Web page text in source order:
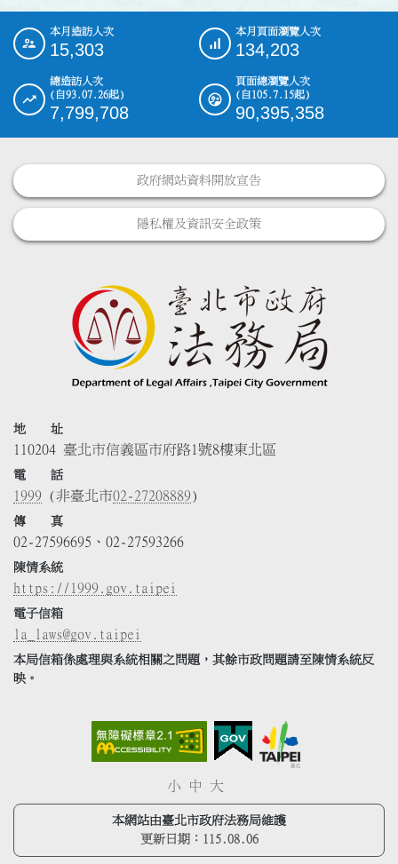
::: 本月造訪人次
15,303
本月頁面瀏覽人次
134,203
總造訪人次
(自93.07.26起)
7,799,708
頁面總瀏覽人次
(自105.7.15起)
90,395,358
政府網站資料開放宣告
隱私權及資訊安全政策
地 址
110204 臺北市信義區市府路1號8樓東北區
電 話
1999 (非臺北市02-27208889)
傳 真
02-27596695、02-27593266
陳情系統
https://1999.gov.taipei
電子信箱
la_laws@gov.taipei
本局信箱係處理與系統相關之問題，其餘市政問題請至陳情系統反
映。
小 中 大
本網站由臺北市政府法務局維護
更新日期： 115.08.06